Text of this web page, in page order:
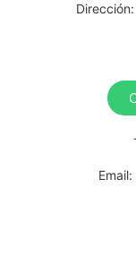
Email: